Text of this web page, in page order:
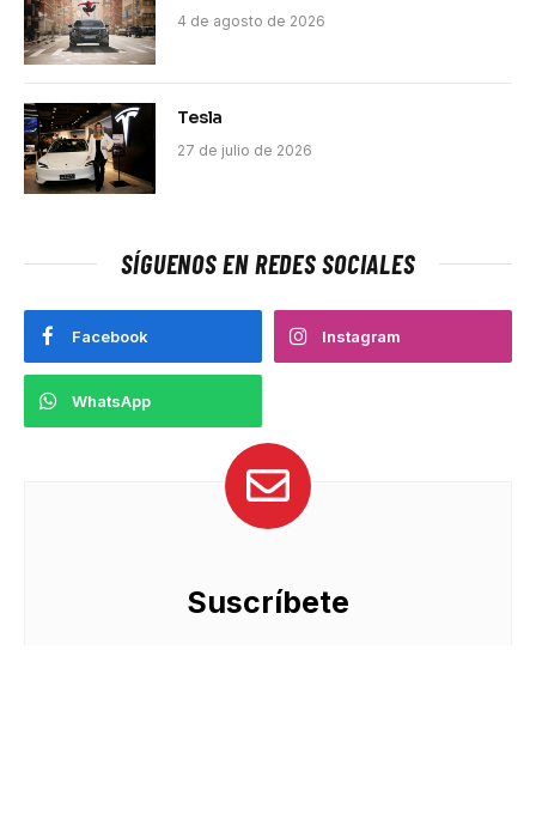
4 de agosto de 2026
Tesla
27 de julio de 2026
SÍGUENOS EN REDES SOCIALES
Facebook Instagram
WhatsApp
Suscríbete